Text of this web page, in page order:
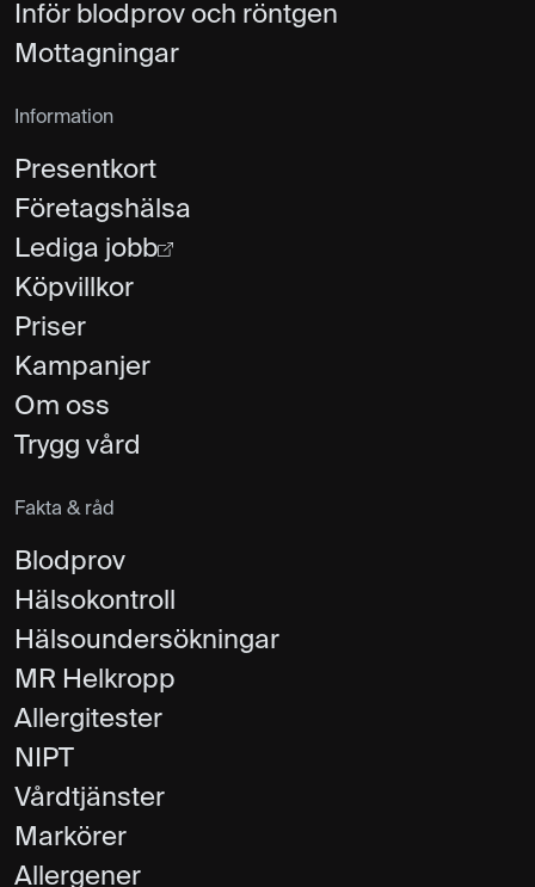
Inför blodprov och röntgen
Mottagningar
Information
Presentkort
Företagshälsa
Lediga jobb
Köpvillkor
Priser
Kampanjer
Om oss
Trygg vård
Fakta & råd
Blodprov
Hälsokontroll
Hälsoundersökningar
MR Helkropp
Allergitester
NIPT
Vårdtjänster
Markörer
Allergener